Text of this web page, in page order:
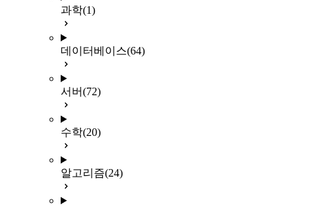
과학(1)
데이터베이스(64)
서버(72)
수학(20)
알고리즘(24)